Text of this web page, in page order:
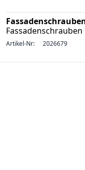
Fassadenschrauben
Artikel-Nr: 2026679